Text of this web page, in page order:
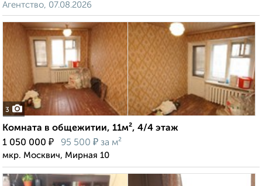
Агентство, 07.08.2026
3
Комната в общежитии, 11м², 4/4 этаж
1 050 000 ₽ 95 500 ₽ за м²
мкр. Москвич, Мирная 10